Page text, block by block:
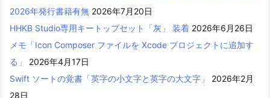
2026年発行書籍有無 2026年7月20日
HHKB Studio専用キートップセット「灰」 装着 2026年6月26日
メモ「Icon Composer ファイルを Xcode プロジェクトに追加す
る」
2026年4月17日
Swift ソートの覚書「英字の小文字と英字の大文字」
2026年2月
28日